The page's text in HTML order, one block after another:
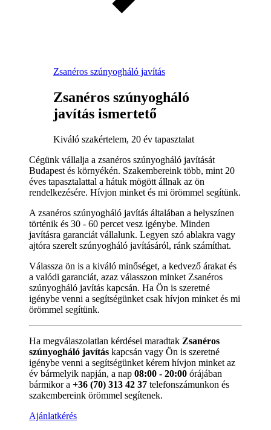
Zsanéros szúnyogháló javítás
Zsanéros szúnyogháló
javítás ismertető
Kiváló szakértelem, 20 év tapasztalat
Cégünk vállalja a zsanéros szúnyogháló javítását
Budapest és környékén. Szakembereink több, mint 20
éves tapasztalattal a hátuk mögött állnak az ön
rendelkezésére. Hívjon minket és mi örömmel segítünk.
A zsanéros szúnyogháló javítás általában a helyszínen
történik és 30 - 60 percet vesz igénybe. Minden
javításra garanciát vállalunk. Legyen szó ablakra vagy
ajtóra szerelt szúnyogháló javításáról, ránk számíthat.
Válassza ön is a kiváló minőséget, a kedvező árakat és
a valódi garanciát, azaz válasszon minket Zsanéros
szúnyogháló javítás kapcsán. Ha Ön is szeretné
igénybe venni a segítségünket csak hívjon minket és mi
örömmel segítünk.
Ha megválaszolatlan kérdései maradtak Zsanéros
szúnyogháló javítás kapcsán vagy Ön is szeretné
igénybe venni a segítségünket kérem hívjon minket az
év bármelyik napján, a nap 08:00 - 20:00 órájában
bármikor a +36 (70) 313 42 37 telefonszámunkon és
szakembereink örömmel segítenek.
Ajánlatkérés